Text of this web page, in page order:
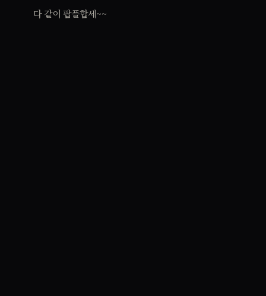
다 같이 팝플합세~~